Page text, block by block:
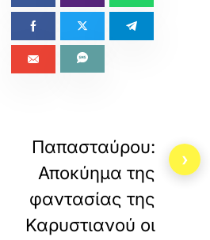
Παπασταύρου:
Αποκύημα της
φαντασίας της
Καρυστιανού οι
›